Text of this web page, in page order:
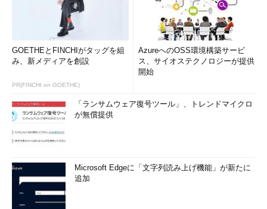
GOETHEとFINCHIがタッグを組
み、新メディアを創設
PR(FINCHI on GOETHE)
AzureへのOSS環境構築サービ
ス、サイオステクノロジーが提供
開始
「ランサムウェア復号ツール」、トレンドマイクロ
が無償提供
Microsoft Edgeに「文字列読み上げ機能」が新たに
追加